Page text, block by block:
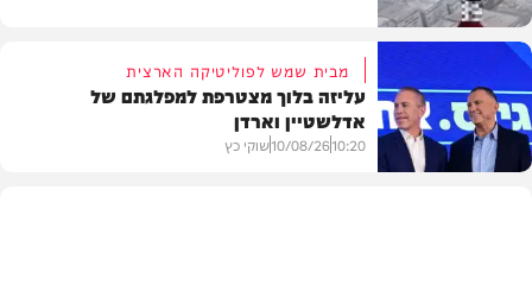
חדשות
מבית שמש לפוליטיקה הארצית
עליזה בלוך מצטרפת למפלגתם של
אדלשטיין וארדן
10:20
10/08/26שוקי כץ